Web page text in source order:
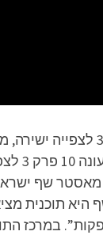
הפקות”.